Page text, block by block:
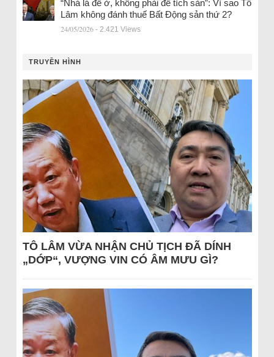
“Nhà là để ở, không phải để tích sản”: Vì sao Tô
Lâm không đánh thuế Bất Động sản thứ 2?
24/05/2026 - 2.421 Views
TRUYỀN HÌNH
TÔ LÂM VỪA NHẬN CHỦ TỊCH ĐÃ DÍNH
„DỚP“, VƯỢNG VIN CÓ ÂM MƯU GÌ?